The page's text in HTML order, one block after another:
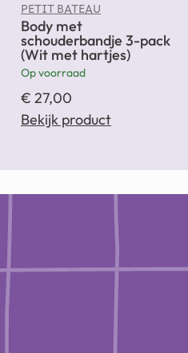
PETIT BATEAU
Body met
schouderbandje 3-pack
(Wit met hartjes)
Op voorraad
€ 27,00
Bekijk product